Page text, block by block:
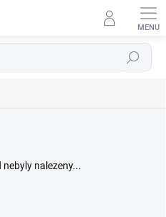
Hledat
nebyly nalezeny...